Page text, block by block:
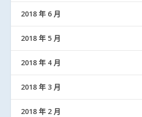
2018 年 6 月
2018 年 5 月
2018 年 4 月
2018 年 3 月
2018 年 2 月